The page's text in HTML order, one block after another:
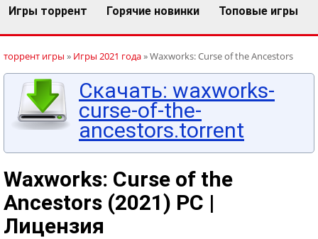
Игры торрент Горячие новинки Топовые игры
торрент игры » Игры 2021 года» Waxworks: Curse of the Ancestors
Скачать: waxworks-
curse-of-the-
ancestors.torrent
Waxworks: Curse of the
Ancestors (2021) PC |
Лицензия